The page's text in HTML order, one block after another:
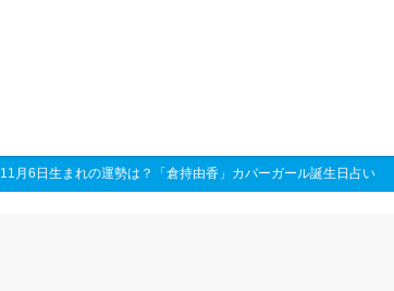
11月6日生まれの運勢は？「倉持由香」カバーガール誕生日占い